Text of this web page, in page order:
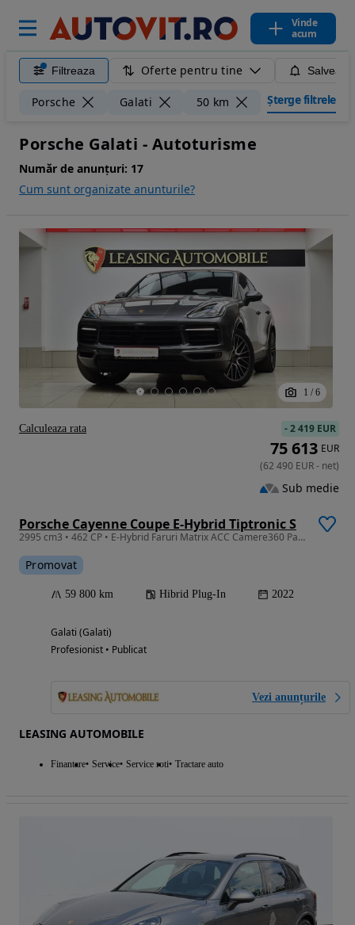
Vinde
acum
Filtreaza Oferte pentru tine
Porsche Galati 50 km Șterge filtrele
Porsche Galati - Autoturisme
Număr de anunțuri: 17
Cum sunt organizate anunturile?
1 / 6
Porsche Cayenne Coupe E-Hybrid Tiptronic S
2995 cm3 • 462 CP • E-Hybrid Faruri Matrix ACC Camere360 Panoramic Clima4 zone Ventilatie
Promovat
59 800 km Hibrid Plug-In 2022
Galati (Galati)
Profesionist • Publicat
Vezi anunțurile
LEASING AUTOMOBILE
Finantare Service Service roti Tractare auto
-2 419 EUR
75 613 EUR
(62 490 EUR- net)
Sub medie
Calculeaza rata